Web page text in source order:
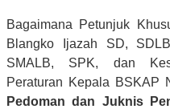
Bagaimana Petunjuk
Blangko Ijazah SD,
SMALB, SPK, dan
Peraturan Kepala BSKAP
Pedoman dan Juknis